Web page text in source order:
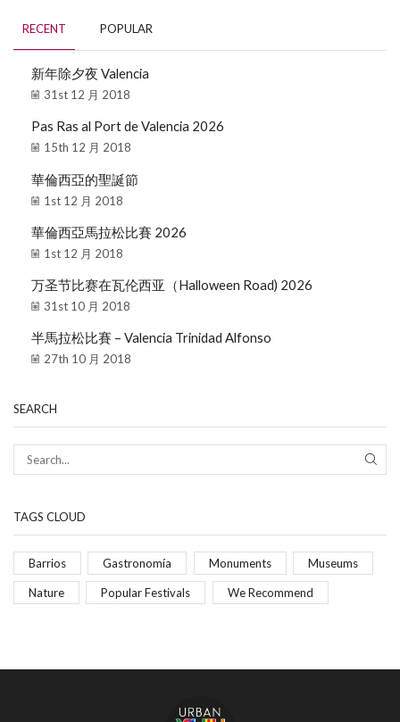
RECENT POPULAR
新年除夕夜 Valencia
31st 12 月 2018
Pas Ras al Port de Valencia 2026
15th 12 月 2018
華倫西亞的聖誕節
1st 12 月 2018
華倫西亞馬拉松比賽 2026
1st 12 月 2018
万圣节比赛在瓦伦西亚（Halloween Road) 2026
31st 10 月 2018
半馬拉松比賽 – Valencia Trinidad Alfonso
27th 10 月 2018
SEARCH
TAGS CLOUD
Barrios Gastronomía Monuments Museums
Nature Popular Festivals We Recommend